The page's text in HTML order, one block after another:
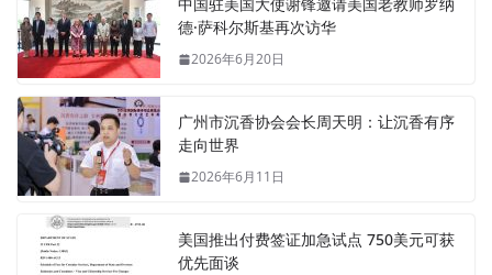
德·萨科尔斯基再次访华
2026年6月20日
广州市沉香协会会长周天明：让沉香有序
走向世界
2026年6月11日
美国推出付费签证加急试点 750美元可获
优先面谈